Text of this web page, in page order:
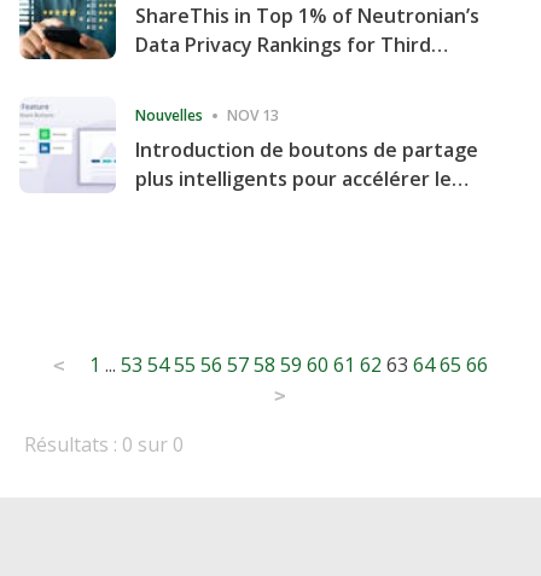
ShareThis in Top 1% of Neutronian’s
Data Privacy Rankings for Third
Nouvelles NOV 13
Introduction de boutons de partage
plus intelligents pour accélérer le
Posts
< 1 ... 53 5455 56 5758 59 60 61 62 63 6465 66
>
Résultats : 0 sur 0